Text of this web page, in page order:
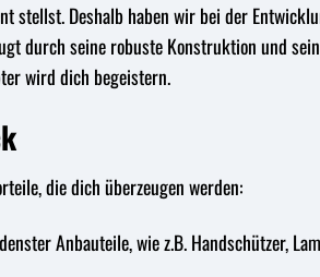
stellst. Deshalb haben wir bei der
durch seine robuste Konstruktion und
wird dich begeistern.
die dich überzeugen werden:
Anbauteile, wie z.B. Handschützer,